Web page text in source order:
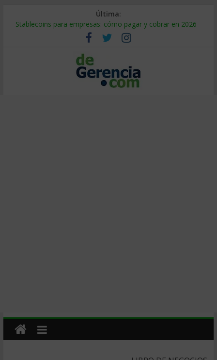
Última:
Stablecoins para empresas: cómo pagar y cobrar en 2026
Despido silencioso: qué es y por qué sale tan caro
IA en selección de personal: cómo auditarla a tiempo
Trabajo forzoso en la cadena de suministro: qué hacer
Mercado hispano de EE. UU.: cómo segmentarlo y venderle